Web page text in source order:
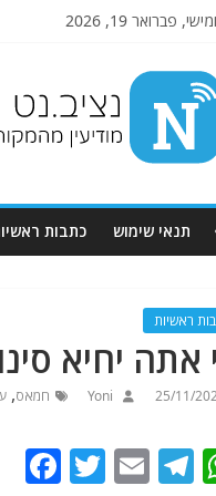
פברואר 19, 2026
תנאי שימוש כתבות
ראשיות
אתה יחיא
25/11/
Yoni חמאס,
W
T
E
T